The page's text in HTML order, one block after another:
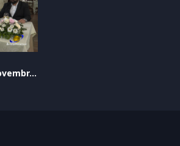
CBM S10:P01 – 20 Novembre 2021